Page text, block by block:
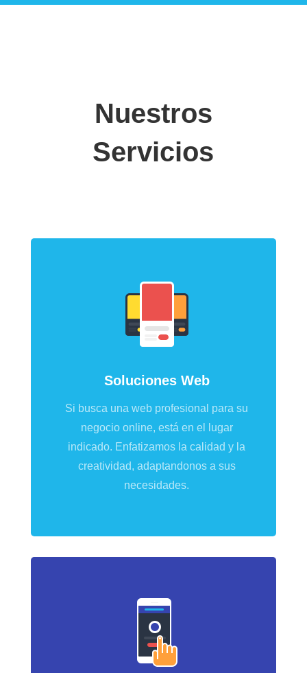
Nuestros
Servicios
Soluciones Web
Si busca una web profesional para su
negocio online, está en el lugar
indicado. Enfatizamos la calidad y la
creatividad, adaptandonos a sus
necesidades.